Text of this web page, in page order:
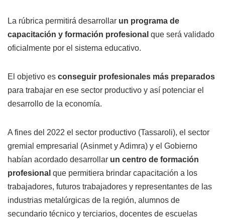
La rúbrica permitirá desarrollar un programa de
capacitación y formación profesional que será validado
oficialmente por el sistema educativo.
El objetivo es conseguir profesionales más preparados
para trabajar en ese sector productivo y así potenciar el
desarrollo de la economía.
A fines del 2022 el sector productivo (Tassaroli), el sector
gremial empresarial (Asinmet y Adimra) y el Gobierno
habían acordado desarrollar un centro de formación
profesional que permitiera brindar capacitación a los
trabajadores, futuros trabajadores y representantes de las
industrias metalúrgicas de la región, alumnos de
secundario técnico y terciarios, docentes de escuelas